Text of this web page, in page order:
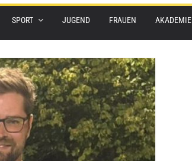
SPORT JUGEND FRAUEN AKADEMIE